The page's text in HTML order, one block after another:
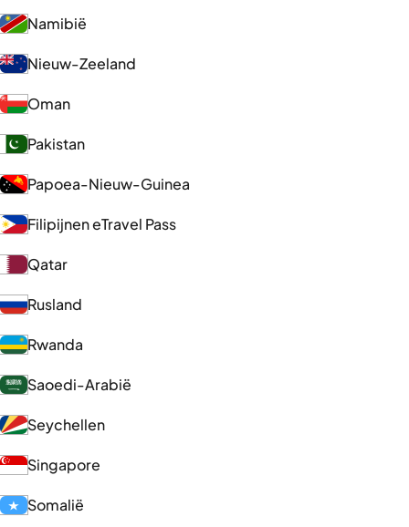
Namibië
Nieuw-Zeeland
Oman
Pakistan
Papoea-Nieuw-Guinea
Filipijnen eTravel Pass
Qatar
Rusland
Rwanda
Saoedi-Arabië
Seychellen
Singapore
Somalië